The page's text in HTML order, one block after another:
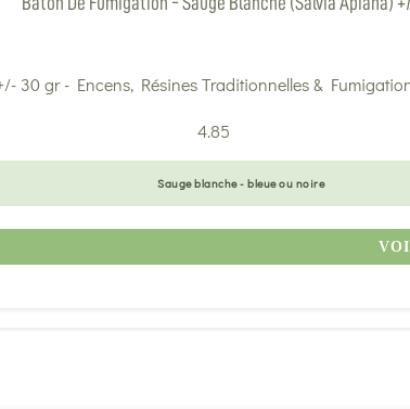
4.85
Sauge blanche - bleue ou noire